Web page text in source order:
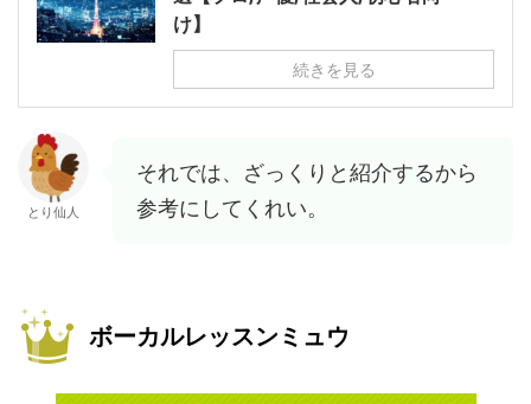
け】
続きを見る
とり仙人
それでは、ざっくりと紹介するから
参考にしてくれい。
ボーカルレッスンミュウ